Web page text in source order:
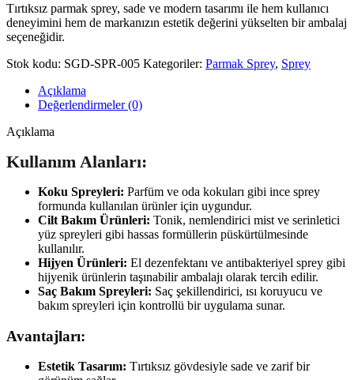
Tırtıksız parmak sprey, sade ve modern tasarımı ile hem kullanıcı
deneyimini hem de markanızın estetik değerini yükselten bir ambalaj
seçeneğidir.
Stok kodu: SGD-SPR-005 Kategoriler: Parmak Sprey, Sprey
Açıklama
Değerlendirmeler (0)
Açıklama
Kullanım Alanları:
Koku Spreyleri: Parfüm ve oda kokuları gibi ince sprey
formunda kullanılan ürünler için uygundur.
Cilt Bakım Ürünleri: Tonik, nemlendirici mist ve serinletici
yüz spreyleri gibi hassas formüllerin püskürtülmesinde
kullanılır.
Hijyen Ürünleri: El dezenfektanı ve antibakteriyel sprey gibi
hijyenik ürünlerin taşınabilir ambalajı olarak tercih edilir.
Saç Bakım Spreyleri: Saç şekillendirici, ısı koruyucu ve
bakım spreyleri için kontrollü bir uygulama sunar.
Avantajları:
Estetik Tasarım: Tırtıksız gövdesiyle sade ve zarif bir